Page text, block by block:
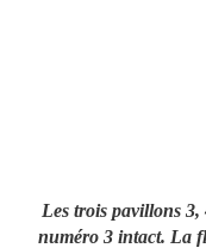
Les trois pavillons 3,
numéro 3 intact. La